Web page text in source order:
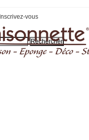
Inscrivez-vous